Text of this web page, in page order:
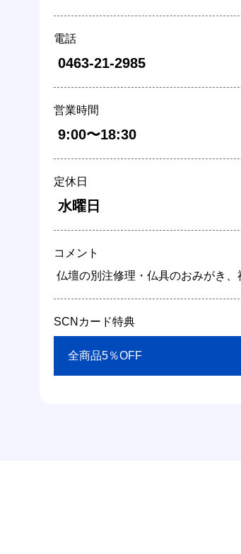
電話
0463-21-2985
営業時間
9:00〜18:30
定休日
水曜日
コメント
仏壇の別注修理・仏具のおみがき
SCNカード特典
全商品5％OFF